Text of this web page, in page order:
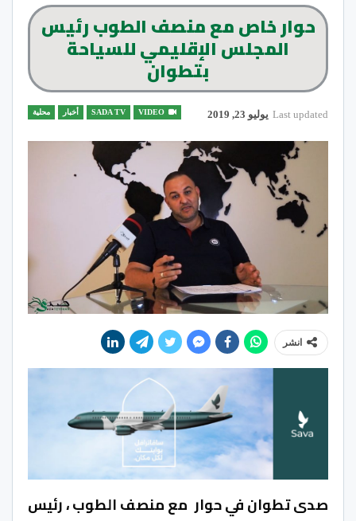
حوار خاص مع منصف الطوب رئيس
المجلس الإقليمي للسياحة
بتطوان
SADA TV أخبار محلية Last updated يوليو 23, 2019
انشر
صدى تطوان في حوار مع منصف الطوب ، رئيس